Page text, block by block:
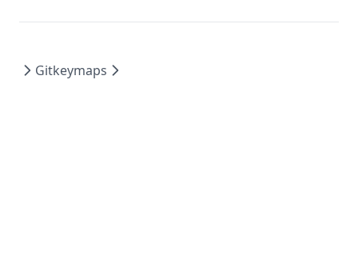
Gitkeymaps